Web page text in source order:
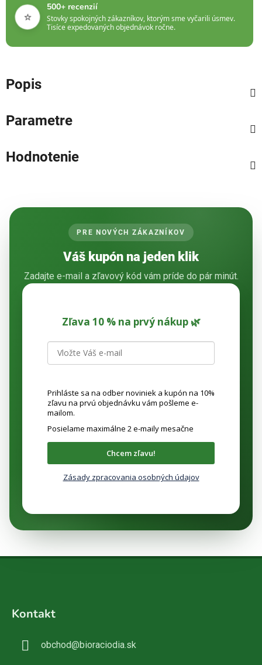
⭐
500+ recenzií
Stovky spokojných zákazníkov, ktorým sme vyčarili úsmev.
Tisíce expedovaných objednávok ročne.
Popis
Parametre
Hodnotenie
PRE NOVÝCH ZÁKAZNÍKOV
Váš kupón na jeden klik
Zadajte e-mail a zľavový kód vám príde do pár minút.
Zľava 10 % na prvý nákup 🌿
Prihláste sa na odber noviniek a kupón na 10%
zľavu na prvú objednávku vám pošleme e-
mailom.
Posielame maximálne 2 e-maily mesačne
Chcem zľavu!
Zásady zpracovania osobných údajov
Kontakt
obchod@bioraciodia.sk